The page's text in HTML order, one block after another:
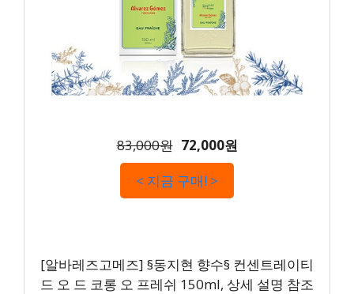
83,000원 72,000원
< 지금 구매! >
[알바레즈고메즈] §동지현 향수§ 컨센트레이티
드 오 드 코롱 오 프레쉬 150ml, 상세 설명 참조